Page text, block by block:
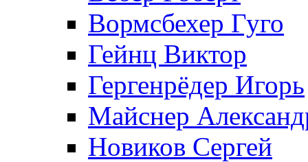
Вормсбехер Гуго
Гейнц Виктор
Гергенрёдер Игорь
Майснер
Новиков Сергей